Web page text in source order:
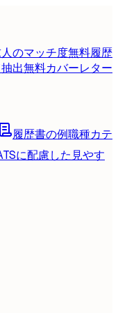
のマッチ度無料履歴
出無料カバーレター
履歴書の例職種カテ
に配慮した見やす